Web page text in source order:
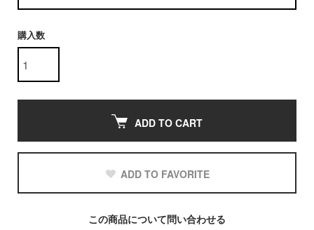
購入数
ADD TO CART
ADD TO FAVORITE
この商品について問い合わせる